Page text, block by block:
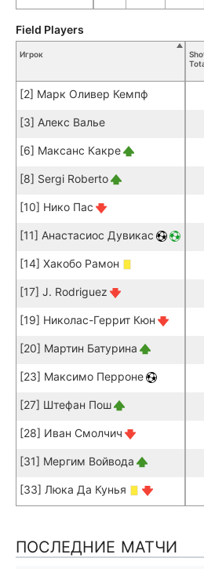
Игрок
[2] Марк Оливер Кемпф
[3] Алекс Валье
[6] Максанс Какре
[8] Sergi Roberto
[10] Нико Пас
[11] Анастасиос Дувикас
[14] Хакобо Рамон
[17] J. Rodriguez
[19] Николас-Геррит Кюн
[20] Мартин Батурина
[23] Максимо Перроне
[27] Штефан Пош
[28] Иван Смолчич
[31] Мергим Войвода
[33] Люка Да Кунья
Field Players
ПОСЛЕДНИЕ МАТЧИ